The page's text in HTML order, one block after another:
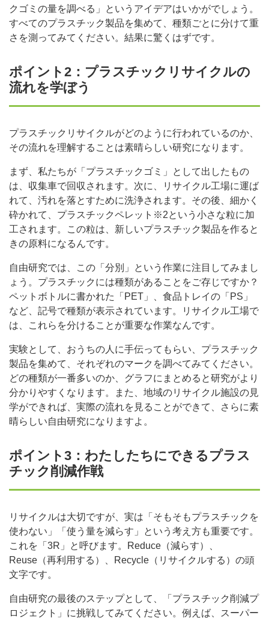
クゴミの量を調べる」というアイデアはいかがでしょう。
すべてのプラスチック製品を集めて、種類ごとに分けて重
さを測ってみてください。結果に驚くはずです。
ポイント2：プラスチックリサイクルの
流れを学ぼう
プラスチックリサイクルがどのように行われているのか、
その流れを理解することは素晴らしい研究になります。
まず、私たちが「プラスチックゴミ」として出したもの
は、収集車で回収されます。次に、リサイクル工場に運ば
れて、汚れを落とすために洗浄されます。その後、細かく
砕かれて、プラスチックペレット※2という小さな粒に加
工されます。この粒は、新しいプラスチック製品を作ると
きの原料になるんです。
自由研究では、この「分別」という作業に注目してみまし
ょう。プラスチックには種類があることをご存じですか？
ペットボトルに書かれた「PET」、食品トレイの「PS」
など、記号で種類が表示されています。リサイクル工場で
は、これらを分けることが重要な作業なんです。
実験として、おうちの人に手伝ってもらい、プラスチック
製品を集めて、それぞれのマークを調べてみてください。
どの種類が一番多いのか、グラフにまとめると研究がより
分かりやすくなります。また、地域のリサイクル施設の見
学ができれば、実際の流れを見ることができて、さらに素
晴らしい自由研究になりますよ。
ポイント3：わたしたちにできるプラス
チック削減作戦
リサイクルは大切ですが、実は「そもそもプラスチックを
使わない」「使う量を減らす」という考え方も重要です。
これを「3R」と呼びます。Reduce（減らす）、
Reuse（再利用する）、Recycle（リサイクルする）の頭
文字です。
自由研究の最後のステップとして、「プラスチック削減プ
ロジェクト」に挑戦してみてください。例えば、スーパー